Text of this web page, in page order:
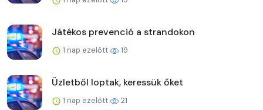
Játékos prevenció a strandokon
1 nap ezelőtt 19
Üzletből loptak, keressük őket
1 nap ezelőtt 21